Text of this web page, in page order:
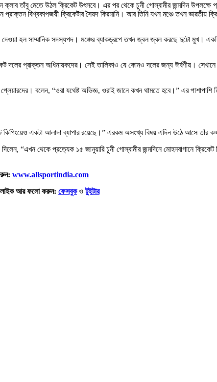
ক্লাব তাঁবু মেতে উঠল ক্রিকেট উৎসবে। এর পর থেকে চুনী গোস্বামীর জন্মদিন উপলক্ষে
বিশ্বকাপজয়ী ক্রিকেটার সৈয়দ কিরমানি। আর তিনি যখন মঞ্চে তখন ভারতীয়
হল সাম্মানিক সদস্যপদ। মঞ্চের ব্যাকড্রপে তখন জ্বল জ্বল করছে দুটো মুখ।
দলের প্রাক্তন অধিনায়কদের। সেই তালিকাও যে কোনও দলের জন্য ঈর্ষণীয়। সেখানে
প্লেয়ারদের। বলেন, “ওরা যথেষ্ট অভিজ্ঞ, ওরাই জানে কখন থামতে হবে।” এর
কিপিংয়েও একটা আলাদা ব্যাপার রয়েছে।” এরকম অসংখ্য বিষয় এদিন উঠে আসে তাঁর
“এখন থেকে প্রত্যেক ১৫ জানুয়ারি চুনী গোস্বামীর জন্মদিনে মোহনবাগানে
www.allsportindia.com
লাইক আর ফলো করুন: ফেসবুকওটুইটার